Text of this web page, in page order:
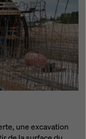
une excavation